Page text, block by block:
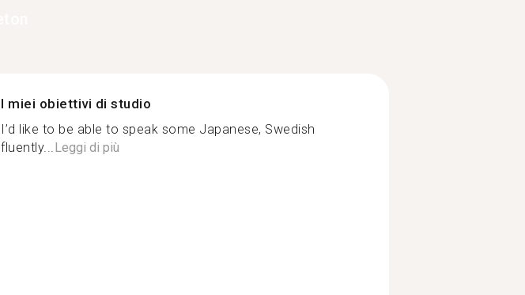
I miei obiettivi di studio
I’d like to be able to speak some Japanese, Swedish
fluently... Leggi di più